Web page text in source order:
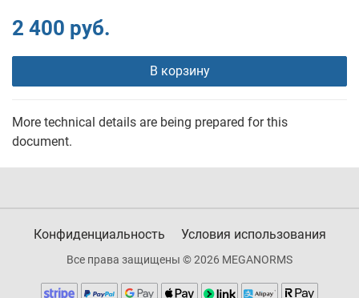
2 400 руб.
В корзину
More technical details are being prepared for this
document.
Конфиденциальность Условия использования
Все права защищены © 2026 MEGANORMS